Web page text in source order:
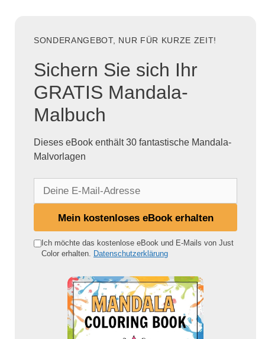
SONDERANGEBOT, NUR FÜR KURZE ZEIT!
Sichern Sie sich Ihr
GRATIS Mandala-
Malbuch
Dieses eBook enthält 30 fantastische Mandala-
Malvorlagen
e
Mein kostenloses eBook erhalten
Ich möchte das kostenlose eBook und E-Mails von Just
Color erhalten.
Datenschutzerklärung